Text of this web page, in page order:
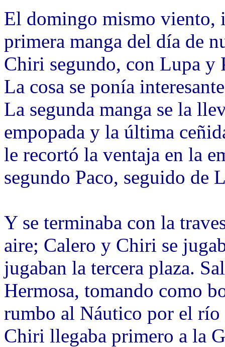
El domingo mismo viento,
primera manga del día de
Chiri segundo, con Lupa y
La cosa se ponía
La segunda manga se la
empopada y la última
le recortó la ventaja en la
segundo Paco, seguido de
Y se terminaba con la
aire; Calero y Chiri se
jugaban la tercera plaza.
Hermosa, tomando como
rumbo al Náutico por el río
Chiri llegaba primero a la